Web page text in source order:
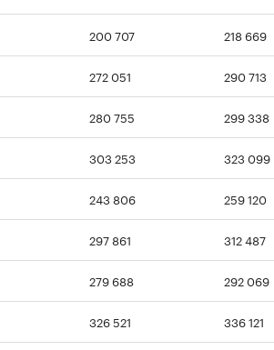
200 707 218 669
272 051 290 713
280 755 299 338
303 253 323 099
243 806 259 120
297 861 312 487
279 688 292 069
326 521 336 121